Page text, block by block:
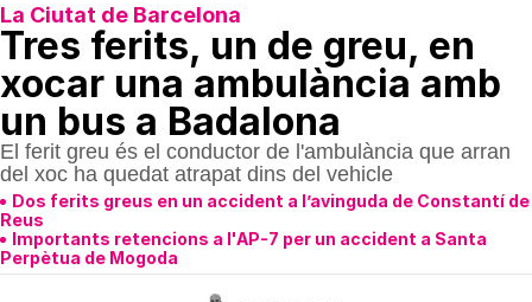
La Ciutat de Barcelona
Tres ferits, un de greu, en
xocar una ambulància amb
un bus a Badalona
El ferit greu és el conductor de l'ambulància que arran
del xoc ha quedat atrapat dins del vehicle
Dos ferits greus en un accident a l’avinguda de Constantí de
Reus
Importants retencions a l'AP-7 per un accident a Santa
Perpètua de Mogoda